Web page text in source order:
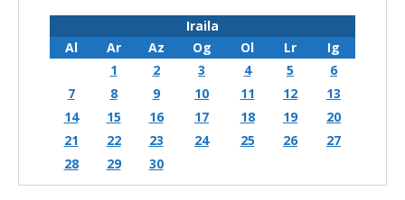
Iraila
Al
Ar Az Og Ol Lr
Ig
1
2 3 4 5
6
7
8 9 10 11 12
13
14
15 16 17 18 19
20
21
22 23 24 25 26
27
28
29 30